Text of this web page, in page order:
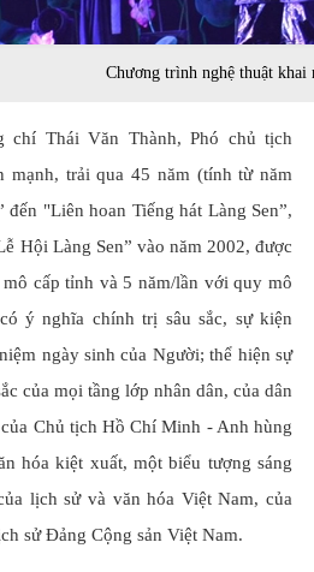
Chương trình nghệ thuật khai
chí Thái Văn Thành, Phó chủ tịch
mạnh, trải qua 45 năm (tính từ năm
đến "Liên hoan Tiếng hát Làng Sen”,
Hội Làng Sen” vào năm 2002, được
cấp tỉnh và 5 năm/lần với quy mô
ý nghĩa chính trị sâu sắc, sự kiện
ngày sinh của Người; thể hiện sự
của mọi tầng lớp nhân dân, của dân
Chủ tịch Hồ Chí Minh - Anh hùng
hóa kiệt xuất, một biểu tượng sáng
lịch sử và văn hóa Việt Nam, của
sử Đảng Cộng sản Việt Nam.